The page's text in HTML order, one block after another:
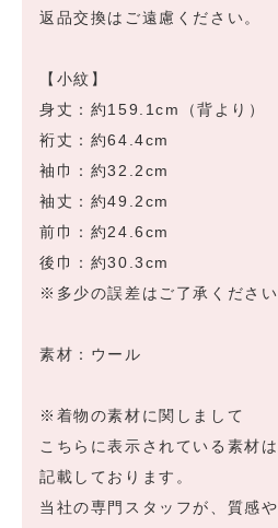
返品交換はご遠慮ください。
【小紋】
身丈：約159.1cm（背より）
裄丈：約64.4cm
袖巾：約32.2cm
袖丈：約49.2cm
前巾：約24.6cm
後巾：約30.3cm
※多少の誤差はご了承ください
素材：ウール
※着物の素材に関しまして
こちらに表示されている素材
記載しております。
当社の専門スタッフが、質感